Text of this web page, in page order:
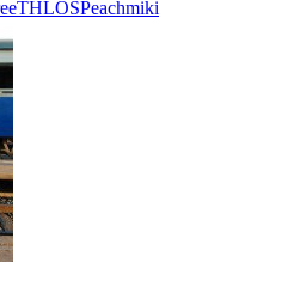
THLOSPeachmiki